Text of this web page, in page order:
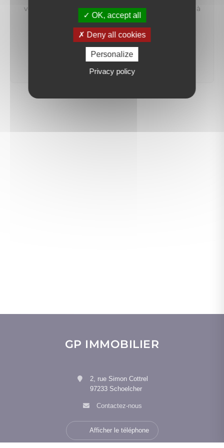
vous préviendrons dès qu'un bien correspondant à
votre recherche sera mis en ligne.
créer une alerte
GP IMMOBILIER
2, rue Simon Cottrel
97233 Schoelcher
Contactez-nous
Afficher le téléphone
OK, accept all
Deny all cookies
Personalize
Privacy policy